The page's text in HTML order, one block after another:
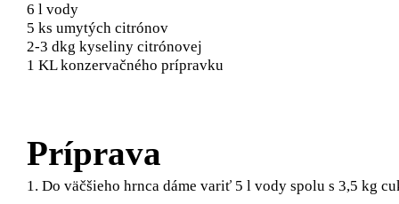
6 l vody
5 ks umytých citrónov
2-3 dkg kyseliny citrónovej
1 KL konzervačného prípravku
Príprava
1. Do väčšieho hrnca dáme variť 5 l vody spolu s 3,5 kg